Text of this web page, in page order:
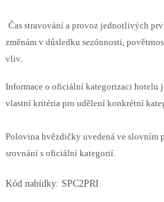
Čas stravování a provoz jednotlivých
změnám v důsledku sezónnosti,
vliv.
Informace o oficiální kategorizaci hotelu
vlastní kritéria pro udělení konkrétní
Polovina hvězdičky uvedená ve slovním
srovnání s oficiální kategorií.
Kód nabídky: SPC2PRI